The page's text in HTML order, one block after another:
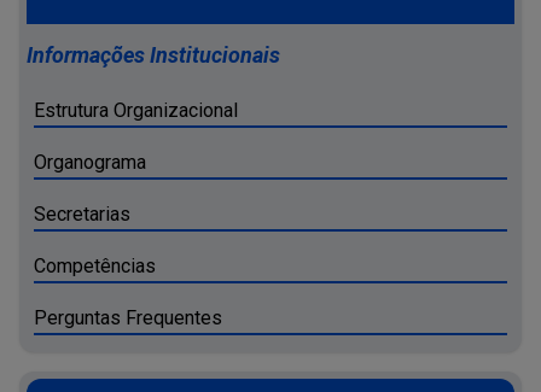
Informações Institucionais
Estrutura Organizacional
Organograma
Secretarias
Competências
Perguntas Frequentes